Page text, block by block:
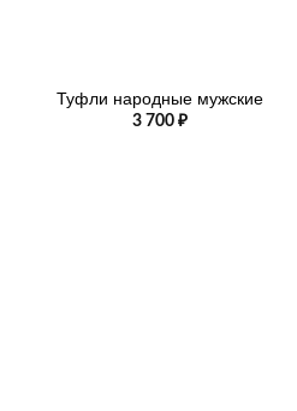
Туфли народные мужские
3 700 ₽